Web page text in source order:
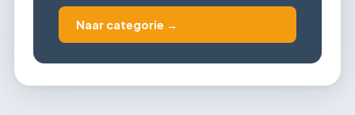
Naar categorie →